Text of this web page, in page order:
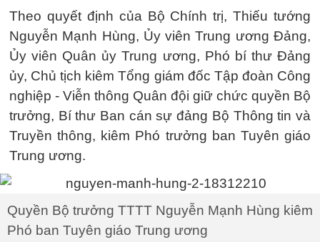
Theo quyết định của Bộ Chính trị, Thiếu tướng
Nguyễn Mạnh Hùng, Ủy viên Trung ương Đảng,
Ủy viên Quân ủy Trung ương, Phó bí thư Đảng
ủy, Chủ tịch kiêm Tổng giám đốc Tập đoàn Công
nghiệp - Viễn thông Quân đội giữ chức quyền Bộ
trưởng, Bí thư Ban cán sự đảng Bộ Thông tin và
Truyền thông, kiêm Phó trưởng ban Tuyên giáo
Trung ương.
Quyền Bộ trưởng TTTT Nguyễn Mạnh Hùng kiêm
Phó ban Tuyên giáo Trung ương